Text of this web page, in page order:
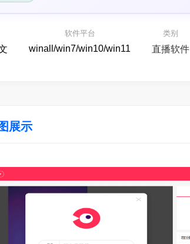
软件平台
winall/win7/win10/win11
类别
直播软件
AI助手
展示